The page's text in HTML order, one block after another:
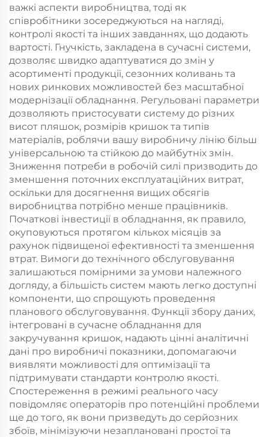
важкі аспекти виробництва, тоді як
співробітники зосереджуються на нагляді,
контролі якості та інших завданнях, що додають
вартості. Гнучкість, закладена в сучасні системи,
дозволяє швидко адаптуватися до змін у
асортименті продукції, сезонних коливань та
нових ринкових можливостей без масштабної
модернізації обладнання. Регульовані параметри
дозволяють пристосувати систему до різних
висот пляшок, розмірів кришок та типів
матеріалів, роблячи вашу виробничу лінію більш
універсальною та стійкою до майбутніх змін.
Зниження потреби в робочій силі призводить до
зменшення поточних експлуатаційних витрат,
оскільки для досягнення вищих обсягів
виробництва потрібно менше працівників.
Початкові інвестиції в обладнання, як правило,
окуповуються протягом кількох місяців за
рахунок підвищеної ефективності та зменшення
втрат. Вимоги до технічного обслуговування
залишаються помірними за умови належного
догляду, а більшість систем мають легко доступні
компоненти, що спрощують проведення
планового обслуговування. Функції збору даних,
інтегровані в сучасне обладнання для
закручування кришок, надають цінні аналітичні
дані про виробничі показники, допомагаючи
виявляти можливості для оптимізації та
підтримувати стандарти контролю якості.
Спостереження в режимі реального часу
повідомляє операторів про потенційні проблеми
ще до того, як вони призведуть до серйозних
збоїв, мінімізуючи незаплановані простої та